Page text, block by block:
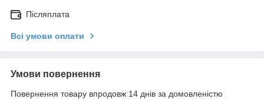
Післяплата
Всі умови оплати
Умови повернення
Повернення товару впродовж 14 днів за домовленістю